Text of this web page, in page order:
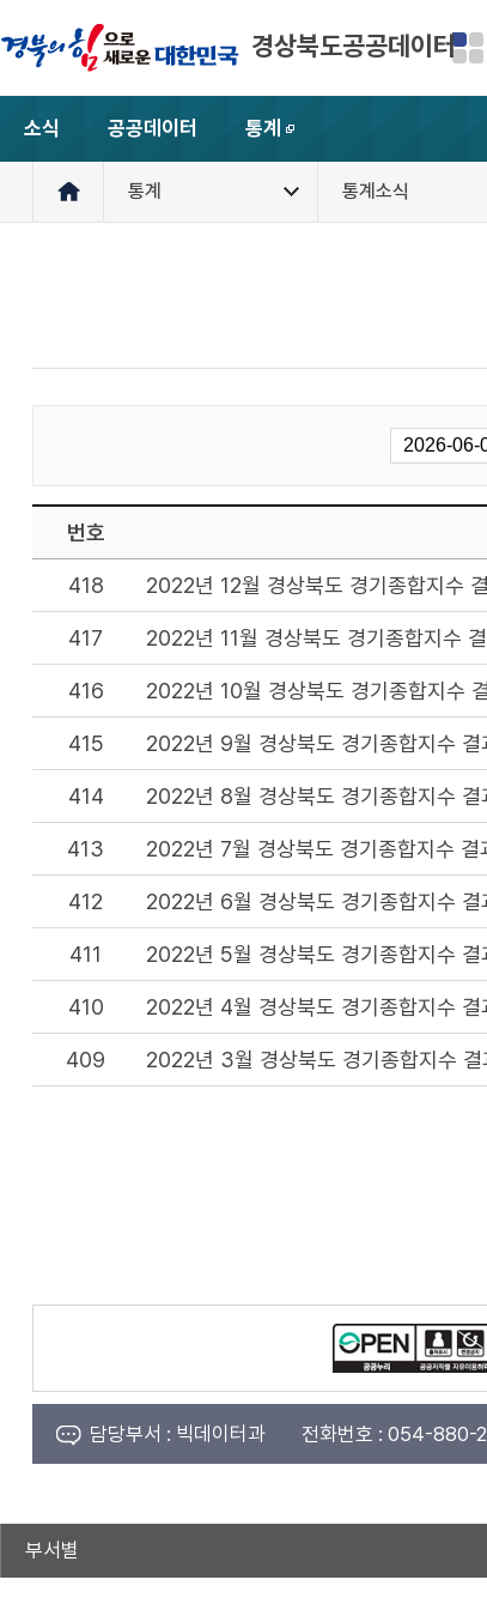
경상북도공공데이터
소식 공공데이터
통계
새창
통계 통계소식
번호
418 2022년 12월 경상북도 경기종합지수
417 2022년 11월 경상북도 경기종합지수
416 2022년 10월 경상북도 경기종합지수
415 2022년 9월 경상북도 경기종합지수
414 2022년 8월 경상북도 경기종합지수
413 2022년 7월 경상북도 경기종합지수
412 2022년 6월 경상북도 경기종합지수
411 2022년 5월 경상북도 경기종합지수
410 2022년 4월 경상북도 경기종합지수
409 2022년 3월 경상북도 경기종합지수
담당부서 : 빅데이터과 전화번호 : 054-880-
부서별